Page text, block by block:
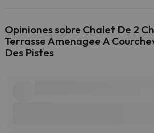
Opiniones sobre Chalet De 2
Terrasse Amenagee A
Des Pistes